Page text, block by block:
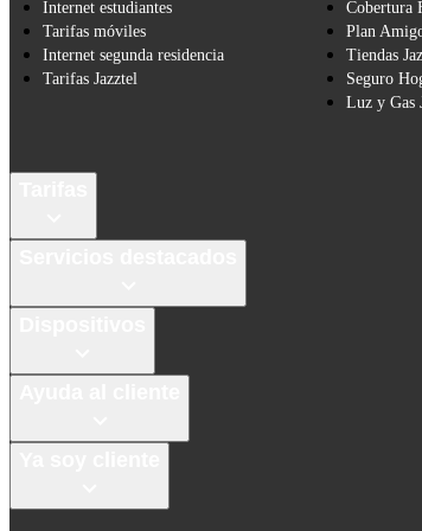
Internet estudiantes
Tarifas móviles
Internet segunda residencia
Tarifas Jazztel
Cobertura
Plan
Tiendas
Seguro
Luz y Gas